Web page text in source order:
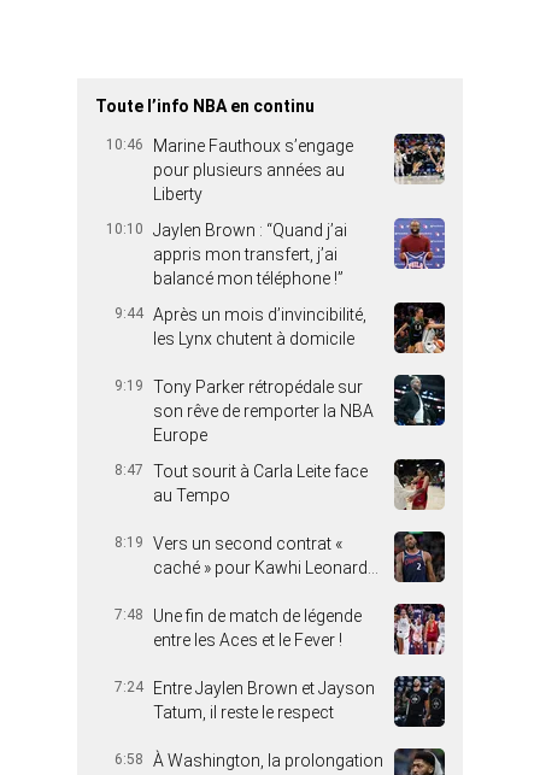
Toute l’info NBA en continu
10:46
Marine Fauthoux s’engage
pour plusieurs années au
Liberty
10:10
Jaylen Brown : “Quand j’ai
appris mon transfert, j’ai
balancé mon téléphone !”
9:44 Après un mois d’invincibilité,
les Lynx chutent à domicile
9:19
Tony Parker rétropédale sur
son rêve de remporter la NBA
Europe
8:47
Tout sourit à Carla Leite face
au Tempo
8:19
Vers un second contrat «
caché » pour Kawhi Leonard…
7:48
Une fin de match de légende
entre les Aces et le Fever !
7:24
Entre Jaylen Brown et Jayson
Tatum, il reste le respect
6:58
À Washington, la prolongation